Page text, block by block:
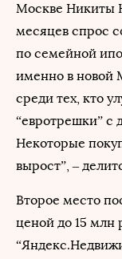
Москве Никиты
месяцев спрос
по семейной
именно в новой
среди тех, кто
“евротрешки” с
Некоторые
вырост”, –
Второе место
ценой до 15 млн